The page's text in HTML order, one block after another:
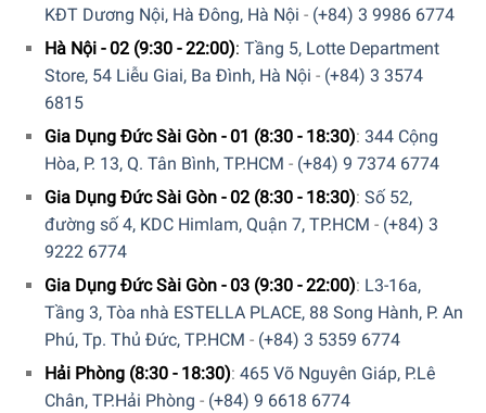
Sự tương tác hoàn hảo cho hương vị thuần khiết – hệ
thống iAroma
Với hệ thống iAroma độc đáo, máy pha cà phê hoàn toàn
tự động của Siemens luôn đảm bảo chất lượng đồ uống
tốt nhất. Sự kết hợp giữa máy xay gốm siêu bền, máy đun
nước tức thời thông minh, máy bơm nước và bộ phận ủ
công nghệ cao tạo nên sự hoàn hảo về kỹ thuật từ hạt đậu
đến cốc.
KĐT Dương Nội, Hà Đông, Hà Nội - (+84) 3 9986 6774
Hà Nội - 02 (9:30 - 22:00): Tầng 5, Lotte Department
Store, 54 Liễu Giai, Ba Đình, Hà Nội - (+84) 3 3574
6815
Gia Dụng Đức Sài Gòn - 01 (8:30 - 18:30): 344 Cộng
Hòa, P. 13, Q. Tân Bình, TP.HCM - (+84) 9 7374 6774
Gia Dụng Đức Sài Gòn - 02 (8:30 - 18:30): Số 52,
đường số 4, KDC Himlam, Quận 7, TP.HCM - (+84) 3
9222 6774
Gia Dụng Đức Sài Gòn - 03 (9:30 - 22:00): L3-16a,
Tầng 3, Tòa nhà ESTELLA PLACE, 88 Song Hành, P. An
Phú, Tp. Thủ Đức, TP.HCM - (+84) 3 5359 6774
Hải Phòng (8:30 - 18:30): 465 Võ Nguyên Giáp, P.Lê
Chân, TP.Hải Phòng - (+84) 9 6618 6774